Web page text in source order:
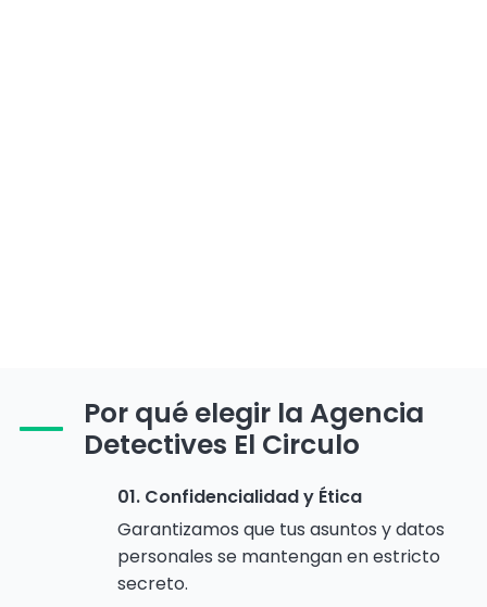
Por qué elegir la Agencia
Detectives El Circulo
01. Confidencialidad y Ética
Garantizamos que tus asuntos y datos
personales se mantengan en estricto
secreto.